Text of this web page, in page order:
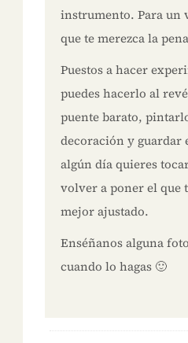
instrumento. Para un
que te merezca la
Puestos a hacer
puedes hacerlo al
puente barato,
decoración y guardar
algún día quieres
volver a poner el que
mejor ajustado.
Enséñanos alguna
cuando lo hagas 🙂